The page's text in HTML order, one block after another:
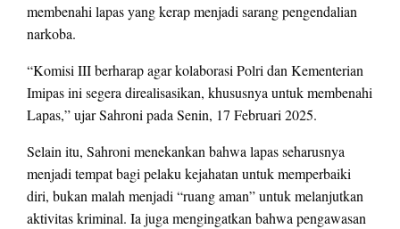
membenahi lapas yang kerap menjadi sarang pengendalian
narkoba.
“Komisi III berharap agar kolaborasi Polri dan Kementerian
Imipas ini segera direalisasikan, khususnya untuk membenahi
Lapas,” ujar Sahroni pada Senin, 17 Februari 2025.
Selain itu, Sahroni menekankan bahwa lapas seharusnya
menjadi tempat bagi pelaku kejahatan untuk memperbaiki
diri, bukan malah menjadi “ruang aman” untuk melanjutkan
aktivitas kriminal. Ia juga mengingatkan bahwa pengawasan